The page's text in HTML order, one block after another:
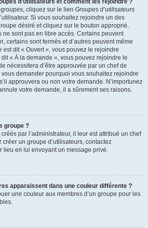
d’utilisateurs et comment les rejoindre ?
cliquez sur le lien Groupes d’utilisateurs
Si vous souhaitez rejoindre un des
désiré et cliquez sur le bouton approprié.
ne sont pas en libre accès. Certains peuvent
certains sont fermés et d’autres peuvent même
est dit « Ouvert », vous pouvez le rejoindre
« À la demande », vous pouvez rejoindre le
nécessitera d’être approuvée par un chef de
demander pourquoi vous souhaitez rejoindre
approuvera ou non votre demande. N’importunez
votre demande, il a sûrement ses raisons.
groupe ?
par l’administrateur, il leur est attribué un chef
un groupe d’utilisateurs, contactez
lieu en lui envoyant un message privé.
apparaissent dans une couleur différente ?
une couleur aux membres d’un groupe pour les